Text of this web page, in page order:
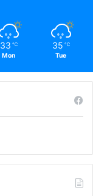
33 ℃
Mon
35 ℃
Tue